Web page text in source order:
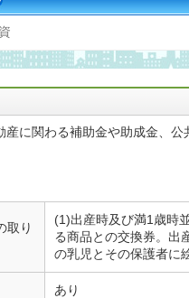
産に関わる補助金や助成金、
取り
(1)出産時及び満1歳時
る商品との交換券。出
の乳児とその保護者に
あり